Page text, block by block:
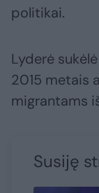
politikai.
Lyderė
2015 metais
migrantams
Susiję